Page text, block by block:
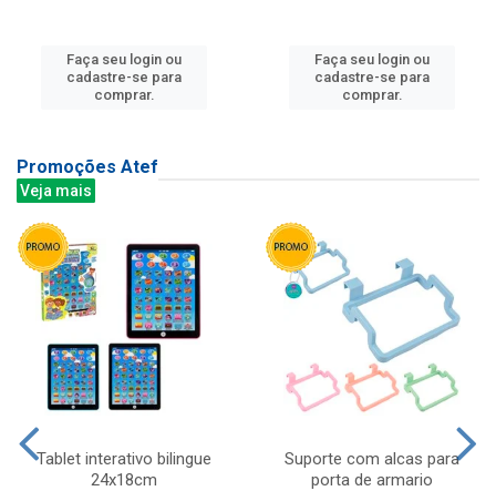
Faça seu login ou
cadastre-se para
comprar.
Faça seu login ou
cadastre-se para
comprar.
Promoções Atef
Veja mais
Tablet interativo bilingue
24x18cm
Suporte com alcas para
porta de armario